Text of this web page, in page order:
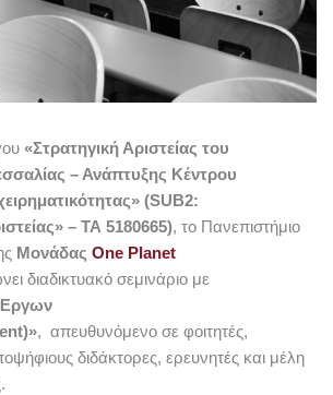
«Στρατηγική Αριστείας του
– Ανάπτυξης Κέντρου
(SUB2:
– ΤΑ 5180665), το Πανεπιστήμιο
Μονάδας One Planet
διαδικτυακό σεμινάριο με
Έργων
, απευθυνόμενο σε φοιτητές,
διδάκτορες, ερευνητές και μέλη